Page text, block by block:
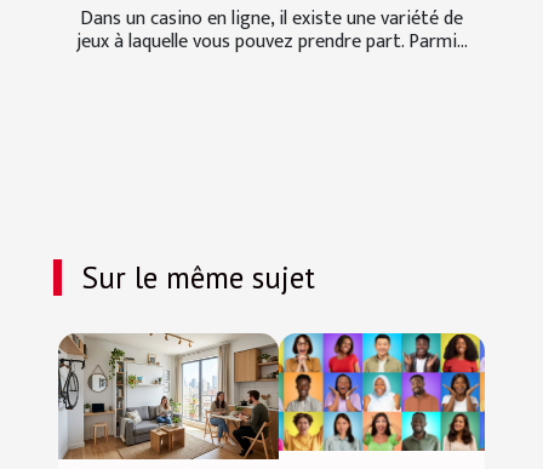
Dans un casino en ligne, il existe une variété de
jeux à laquelle vous pouvez prendre part. Parmi...
Sur le même sujet